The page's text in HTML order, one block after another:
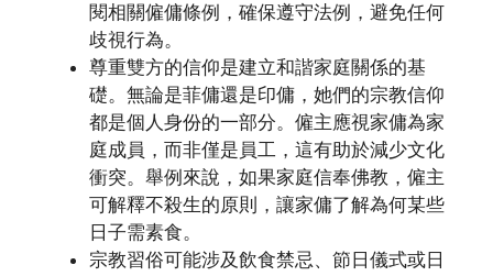
閱相關僱傭條例，確保遵守法例，避免任何
歧視行為。
尊重雙方的信仰是建立和諧家庭關係的基
礎。無論是菲傭還是印傭，她們的宗教信仰
都是個人身份的一部分。僱主應視家傭為家
庭成員，而非僅是員工，這有助於減少文化
衝突。舉例來說，如果家庭信奉佛教，僱主
可解釋不殺生的原則，讓家傭了解為何某些
日子需素食。
宗教習俗可能涉及飲食禁忌、節日儀式或日